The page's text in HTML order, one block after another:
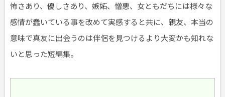
怖さあり、優しさあり、嫉妬、憎悪、女ともだちには様々な
感情が蠢いている事を改めて実感すると共に、親友、本当の
意味で真友に出会うのは伴侶を見つけるより大変かも知れな
いと思った短編集。